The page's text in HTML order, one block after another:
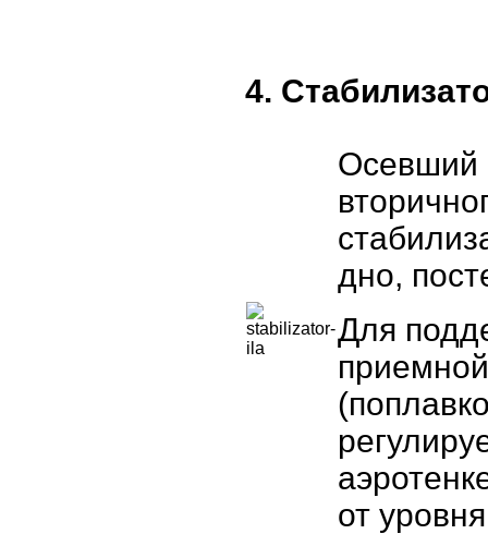
4.
Осевший
дно,
Для
от